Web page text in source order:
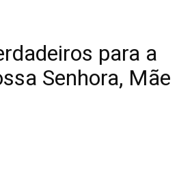
para a
Senhora, Mãe